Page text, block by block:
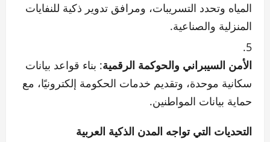
المياه وتحدد التسريبات، ومرافق تدوير ذكية للنفايات
المنزلية والصناعية.
الأمن السيبراني والحوكمة الرقمية: بناء قواعد بيانات
سكانية موحدة، وتقديم خدمات الحكومة إلكترونيًا، مع
حماية بيانات المواطنين.
التحديات التي تواجه المدن الذكية العربية